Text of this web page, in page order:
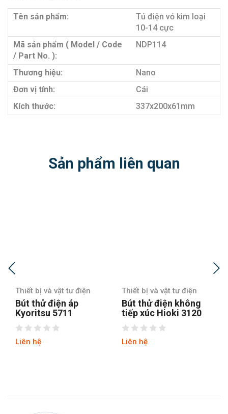
Tên sản phẩm:
Tủ điện vỏ kim loại
10-14 cực
Mã sản phẩm ( Model / Code
/ Part No. ):
NDP114
Thương hiệu:
Nano
Đơn vị tính:
Cái
Kích thước:
337x200x61mm
Sản phẩm liên quan
Thiết bị và vật tư điện
Bút thử điện áp
Kyoritsu 5711
Liên hệ
Thiết bị và vật tư điện
Bút thử điện không
tiếp xúc Hioki 3120
Liên hệ